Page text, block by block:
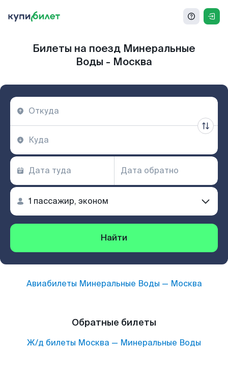
Билеты на поезд Минеральные
Воды - Москва
Найти
Авиабилеты Минеральные Воды — Москва
Обратные билеты
Ж/д билеты Москва — Минеральные Воды